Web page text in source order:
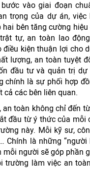
vào giai đoạn
trọng của dự án, việc
hai bên tăng cường
tự, an toàn lao
điều kiện thuận lợi cho
lượng, an toàn tuyệt
đầu tư và quản trị dự
chính là sự phối hợp
cả các bên liên quan.
an toàn không chỉ đến
đầu từ ý thức của mỗi
này. Mỗi kỹ sư,
Chính là những “người
mỗi người sẽ góp phần
trường làm việc an